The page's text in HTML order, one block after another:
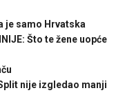
je samo Hrvatska
Što te žene uopće
nije izgledao manji